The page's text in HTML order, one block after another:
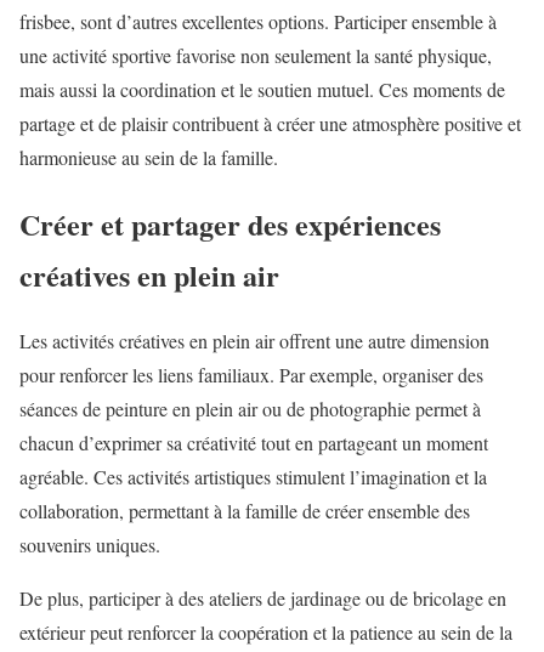
frisbee, sont d’autres excellentes options. Participer ensemble à
une activité sportive favorise non seulement la santé physique,
mais aussi la coordination et le soutien mutuel. Ces moments de
partage et de plaisir contribuent à créer une atmosphère positive et
harmonieuse au sein de la famille.
Créer et partager des expériences
créatives en plein air
Les activités créatives en plein air offrent une autre dimension
pour renforcer les liens familiaux. Par exemple, organiser des
séances de peinture en plein air ou de photographie permet à
chacun d’exprimer sa créativité tout en partageant un moment
agréable. Ces activités artistiques stimulent l’imagination et la
collaboration, permettant à la famille de créer ensemble des
souvenirs uniques.
De plus, participer à des ateliers de jardinage ou de bricolage en
extérieur peut renforcer la coopération et la patience au sein de la